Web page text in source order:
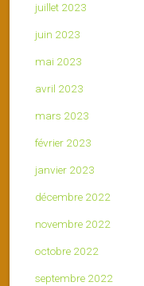
juillet 2023
juin 2023
mai 2023
avril 2023
mars 2023
février 2023
janvier 2023
décembre 2022
novembre 2022
octobre 2022
septembre 2022